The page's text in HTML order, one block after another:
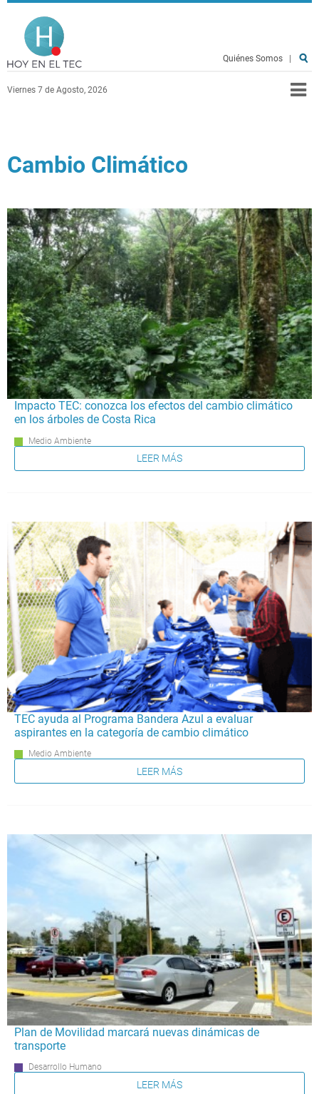
Pasar al contenido principal
Viernes 7 de Agosto, 2026
Quiénes Somos
Cambio Climático
Impacto TEC: conozca los efectos del cambio climático
en los árboles de Costa Rica
Medio Ambiente
LEER MÁS
TEC ayuda al Programa Bandera Azul a evaluar
aspirantes en la categoría de cambio climático
Medio Ambiente
LEER MÁS
Plan de Movilidad marcará nuevas dinámicas de
transporte
Desarrollo Humano
LEER MÁS